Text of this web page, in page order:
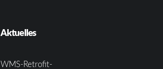
Aktuelles
WMS-Retrofit-